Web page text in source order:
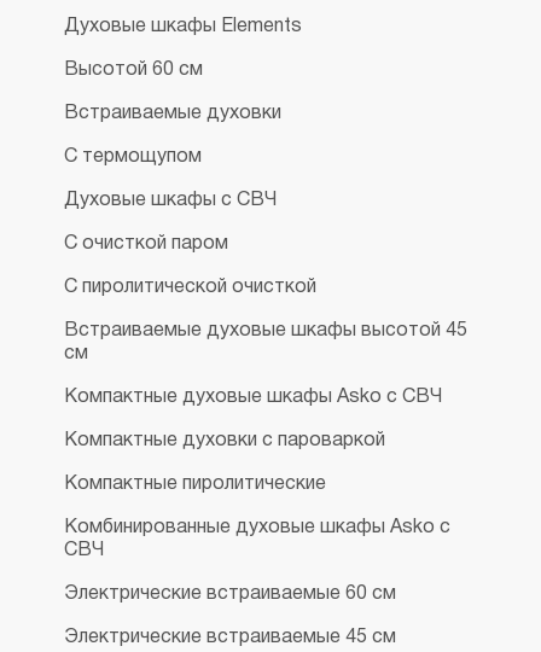
Духовые шкафы Elements
Высотой 60 см
Встраиваемые духовки
С термощупом
Духовые шкафы с СВЧ
С очисткой паром
С пиролитической очисткой
Встраиваемые духовые шкафы высотой 45
см
Компактные духовые шкафы Asko с СВЧ
Компактные духовки с пароваркой
Компактные пиролитические
Комбинированные духовые шкафы Asko с
СВЧ
Электрические встраиваемые 60 см
Электрические встраиваемые 45 см